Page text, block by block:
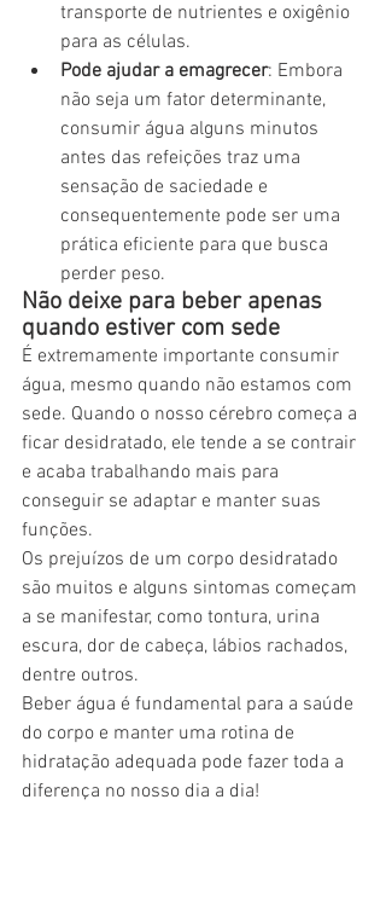
transporte de nutrientes e oxigênio
para as células.
Pode ajudar a emagrecer: Embora
não seja um fator determinante,
consumir água alguns minutos
antes das refeições traz uma
sensação de saciedade e
consequentemente pode ser uma
prática eficiente para que busca
perder peso.
Não deixe para beber apenas
quando estiver com sede
É extremamente importante consumir
água, mesmo quando não estamos com
sede. Quando o nosso cérebro começa a
ficar desidratado, ele tende a se contrair
e acaba trabalhando mais para
conseguir se adaptar e manter suas
funções.
Os prejuízos de um corpo desidratado
são muitos e alguns sintomas começam
a se manifestar, como tontura, urina
escura, dor de cabeça, lábios rachados,
dentre outros.
Beber água é fundamental para a saúde
do corpo e manter uma rotina de
hidratação adequada pode fazer toda a
diferença no nosso dia a dia!